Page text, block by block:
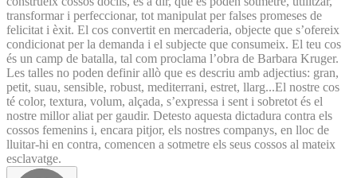
transformar i perfeccionar, tot manipulat per falses promeses de
felicitat i èxit. El cos convertit en mercaderia, objecte que s’ofereix
condicionat per la demanda i el subjecte que consumeix. El teu cos
és un camp de batalla, tal com proclama l’obra de Barbara Kruger.
Les talles no poden definir allò que es descriu amb adjectius: gran,
petit, suau, sensible, robust, mediterrani, estret, llarg...El nostre cos
té color, textura, volum, alçada, s’expressa i sent i sobretot és el
nostre millor aliat per gaudir. Detesto aquesta dictadura contra els
cossos femenins i, encara pitjor, els nostres companys, en lloc de
lluitar-hi en contra, comencen a sotmetre els seus cossos al mateix
esclavatge.